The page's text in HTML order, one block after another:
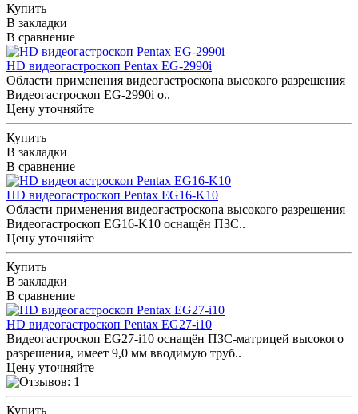
Купить
В закладки
В сравнение
HD видеогастроскоп Pentax EG-2990i
Области применения видеогастроскопа высокого разрешения
Видеогастроскоп EG-2990i о..
Цену уточняйте
Купить
В закладки
В сравнение
HD видеогастроскоп Pentax EG16-K10
Области применения видеогастроскопа высокого разрешения
Видеогастроскоп EG16-K10 оснащён ПЗС..
Цену уточняйте
Купить
В закладки
В сравнение
HD видеогастроскоп Pentax EG27-i10
Видеогастроскоп EG27-i10 оснащён ПЗС-матрицей высокого
разрешения, имеет 9,0 мм вводимую труб..
Цену уточняйте
Купить